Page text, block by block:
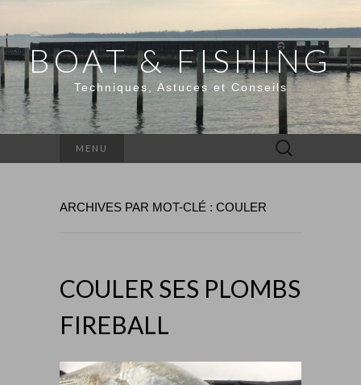
BOAT & FISHING
Techniques, Astuces et Conseils
MENU Rechercher :
ARCHIVES PAR MOT-CLÉ : COULER
COULER SES PLOMBS
FIREBALL